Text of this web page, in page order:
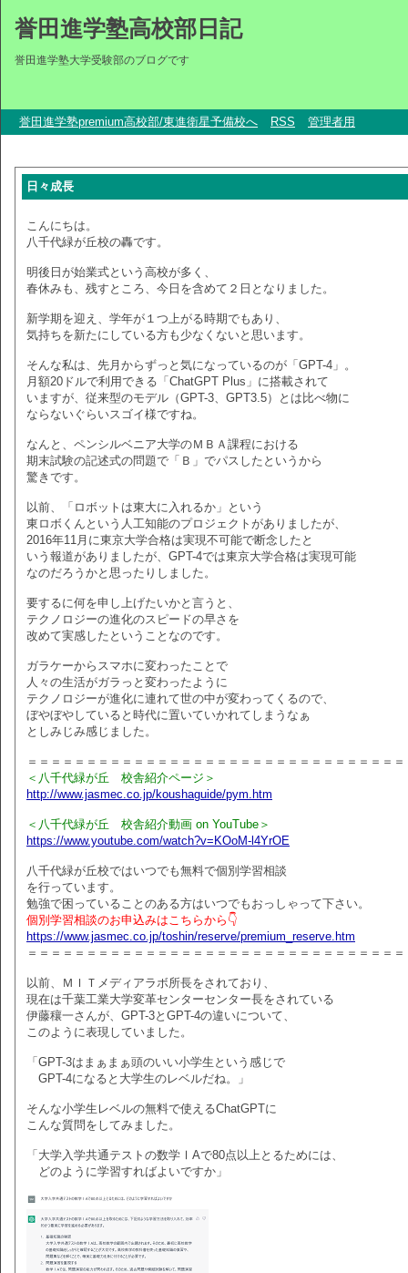
誉田進学塾高校部日記
誉田進学塾大学受験部のブログです
誉田進学塾premium高校部/東進衛星予備校へ RSS 管理者用
日々成長
こんにちは。
八千代緑が丘校の轟です。
明後日が始業式という高校が多く、
春休みも、残すところ、今日を含めて２日となりました。
新学期を迎え、学年が１つ上がる時期でもあり、
気持ちを新たにしている方も少なくないと思います。
そんな私は、先月からずっと気になっているのが「GPT-4」。
月額20ドルで利用できる「ChatGPT Plus」に搭載されて
いますが、従来型のモデル（GPT-3、GPT3.5）とは比べ物に
ならないぐらいスゴイ様ですね。
なんと、ペンシルベニア大学のＭＢＡ課程における
期末試験の記述式の問題で「Ｂ」でパスしたというから
驚きです。
以前、「ロボットは東大に入れるか」という
東ロボくんという人工知能のプロジェクトがありましたが、
2016年11月に東京大学合格は実現不可能で断念したと
いう報道がありましたが、GPT-4では東京大学合格は実現可能
なのだろうかと思ったりしました。
要するに何を申し上げたいかと言うと、
テクノロジーの進化のスピードの早さを
改めて実感したということなのです。
ガラケーからスマホに変わったことで
人々の生活がガラっと変わったように
テクノロジーが進化に連れて世の中が変わってくるので、
ぼやぼやしていると時代に置いていかれてしまうなぁ
としみじみ感じました。
＝＝＝＝＝＝＝＝＝＝＝＝＝＝＝＝＝＝＝＝＝＝＝＝＝＝＝＝＝＝＝＝
＜八千代緑が丘 校舎紹介ページ＞
http://www.jasmec.co.jp/koushaguide/pym.htm
＜八千代緑が丘 校舎紹介動画 on YouTube＞
https://www.youtube.com/watch?v=KOoM-l4YrOE
八千代緑が丘校ではいつでも無料で個別学習相談
を行っています。
勉強で困っていることのある方はいつでもおっしゃって下さい。
個別学習相談のお申込みはこちらから👇
https://www.jasmec.co.jp/toshin/reserve/premium_reserve.htm
＝＝＝＝＝＝＝＝＝＝＝＝＝＝＝＝＝＝＝＝＝＝＝＝＝＝＝＝＝＝＝＝
以前、ＭＩＴメディアラボ所長をされており、
現在は千葉工業大学変革センターセンター長をされている
伊藤穰一さんが、GPT-3とGPT-4の違いについて、
このように表現していました。
「GPT-3はまぁまぁ頭のいい小学生という感じで
GPT-4になると大学生のレベルだね。」
そんな小学生レベルの無料で使えるChatGPTに
こんな質問をしてみました。
「大学入学共通テストの数学ⅠAで80点以上とるためには、
どのように学習すればよいですか」